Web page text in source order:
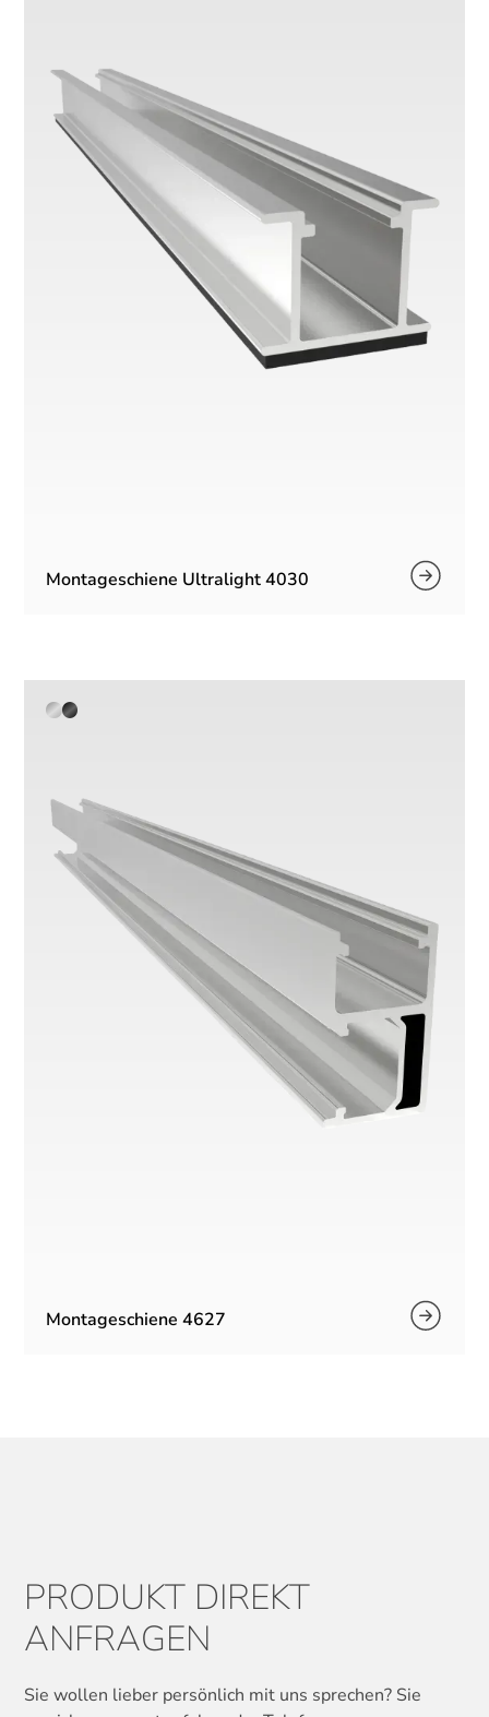
Montageschiene Ultralight 4030
Montageschiene 4627
PRODUKT DIREKT
ANFRAGEN
Sie wollen lieber persönlich mit uns sprechen? Sie